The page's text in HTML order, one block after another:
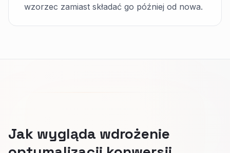
wzorzec zamiast składać go później od nowa.
Jak wygląda wdrożenie